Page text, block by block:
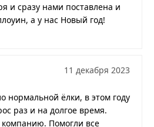
и сразу нами поставлена и
а у нас Новый год!
11 декабря 2023
нормальной ёлки, в этом году
раз и на долгое время.
Помогли все